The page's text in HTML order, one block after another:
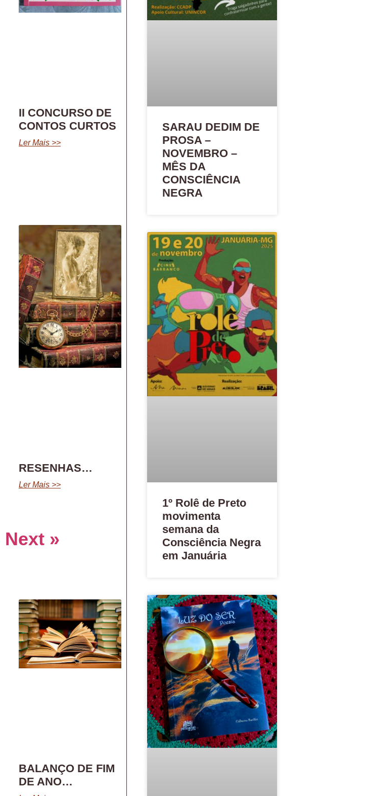
II CONCURSO DE
CONTOS CURTOS
Ler Mais >>
RESENHAS…
Ler Mais >>
Next »
BALANÇO DE FIM
DE ANO…
SARAU DEDIM DE
PROSA –
NOVEMBRO –
MÊS DA
CONSCIÊNCIA
NEGRA
1º Rolê de Preto
movimenta
semana da
Consciência Negra
em Januária